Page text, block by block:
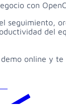
con
seguimiento,
del
online y